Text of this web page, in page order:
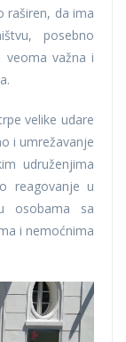
raširen, da ima
posebno
važna i
velike udare
i umrežavanje
udruženjima
reagovanje u
osobama sa
i nemoćnima